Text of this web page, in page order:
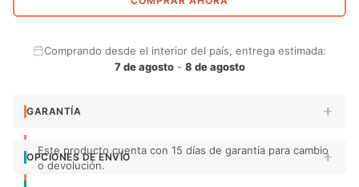
Comprando desde el interior del país, entrega estimada:
7 de agosto- 8 de agosto
GARANTÍA
Este producto cuenta con 15 días de garantía para cambio
o devolución.
OPCIONES DE ENVÍO